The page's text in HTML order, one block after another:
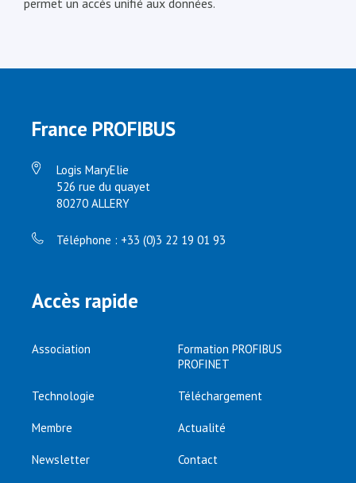
permet un accès unifié aux données.
France PROFIBUS
Logis MaryElie
526 rue du quayet
80270 ALLERY
Téléphone : +33 (0)3 22 19 01 93
Accès rapide
Association
Formation PROFIBUS
PROFINET
Technologie Téléchargement
Membre Actualité
Newsletter Contact